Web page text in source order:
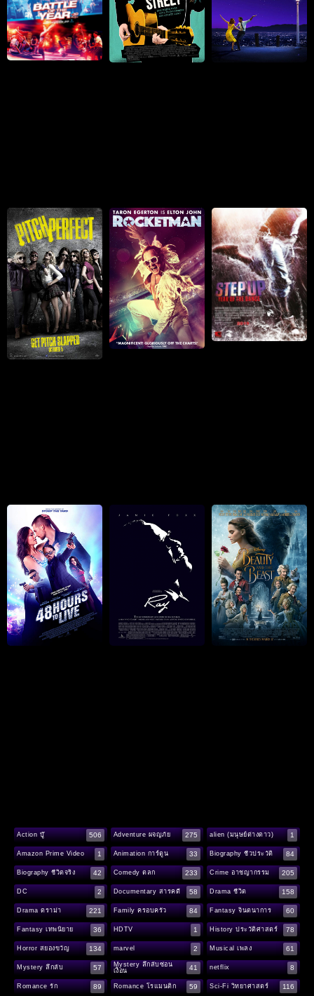
Action บู๊ 506 Adventure ผจญภัย 275 alien (มนุษย์ต่างดาว) 1
Amazon Prime Video 1 Animation การ์ตูน 33 Biography ชีวประวัติ 84
Biography ชีวิตจริง 42 Comedy ตลก 233 Crime อาชญากรรม 205
DC 2 Documentary สารคดี 58 Drama ชีวิต 158
Drama ดราม่า 221 Family ครอบครัว 84 Fantasy จินตนาการ 60
Fantasy เทพนิยาย 36 HDTV 1 History ประวัติศาสตร์ 78
Horror สยองขวัญ 134 marvel 2 Musical เพลง 61
Mystery ลึกลับ 57
Mystery ลึกลับซ่อน
เงื่อน
41 netflix 8
Romance รัก 89 Romance โรแมนติก 59 Sci-Fi วิทยาศาสตร์ 116